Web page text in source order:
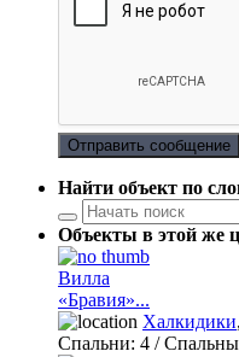
Отправить сообщение
Найти объект по
Объекты в этой же
Вилла
«Бравия»...
Халкидики,
Спальни: 4 /